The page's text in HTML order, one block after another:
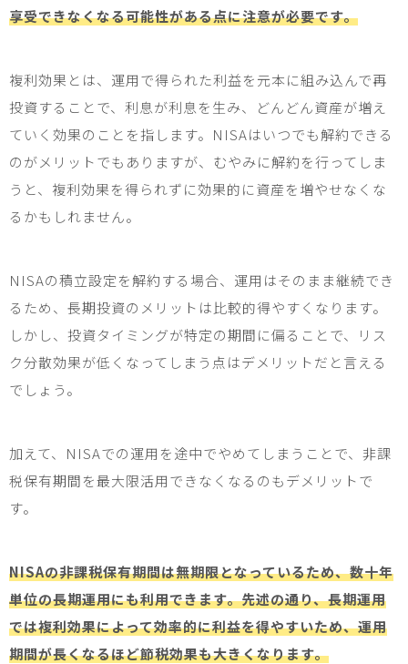
享受できなくなる可能性がある点に注意が必要です。
複利効果とは、運用で得られた利益を元本に組み込んで再
投資することで、利息が利息を生み、どんどん資産が増え
ていく効果のことを指します。 NISAはいつでも解約できる
のがメリットでもありますが、むやみに解約を行ってしま
うと、複利効果を得られずに効果的に資産を増やせなくな
るかもしれません。
NISAの積立設定を解約する場合、運用はそのまま継続でき
るため、長期投資のメリットは比較的得やすくなります。
しかし、投資タイミングが特定の期間に偏ることで、リス
ク分散効果が低くなってしまう点はデメリットだと言える
でしょう。
加えて、 NISAでの運用を途中でやめてしまうことで、非課
税保有期間を最大限活用できなくなるのもデメリットで
す。
NISAの非課税保有期間は無期限となっているため、数十年
単位の長期運用にも利用できます。先述の通り、長期運用
では複利効果によって効率的に利益を得やすいため、運用
期間が長くなるほど節税効果も大きくなります。